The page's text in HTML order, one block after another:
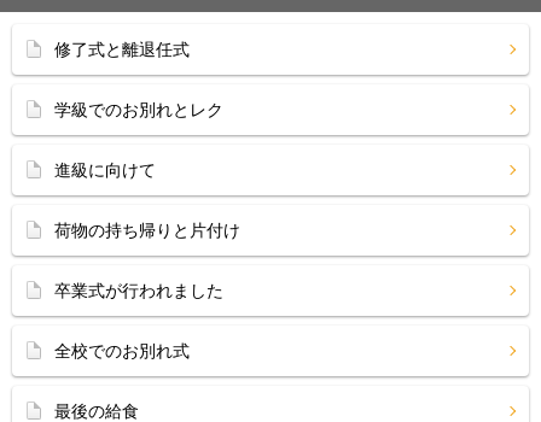
修了式と離退任式
学級でのお別れとレク
進級に向けて
荷物の持ち帰りと片付け
卒業式が行われました
全校でのお別れ式
最後の給食